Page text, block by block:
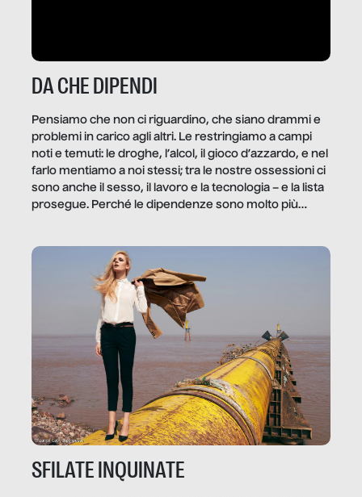
DA CHE DIPENDI
Pensiamo che non ci riguardino, che siano drammi e
problemi in carico agli altri. Le restringiamo a campi
noti e temuti: le droghe, l’alcol, il gioco d’azzardo, e nel
farlo mentiamo a noi stessi; tra le nostre ossessioni ci
sono anche il sesso, il lavoro e la tecnologia – e la lista
prosegue. Perché le dipendenze sono molto più
trae un guadagno. In questo reportage vediamo
quale e come.
SFILATE INQUINATE